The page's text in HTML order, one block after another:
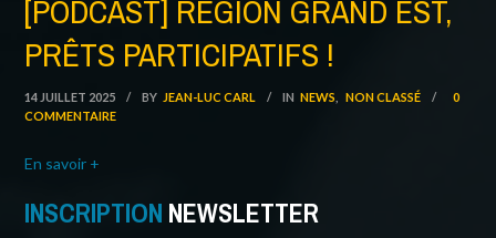
[PODCAST] RÉGION GRAND EST,
PRÊTS PARTICIPATIFS !
14 JUILLET 2025 / BY JEAN-LUC CARL / IN NEWS NON CLASSÉ /
0
COMMENTAIRE
En savoir +
INSCRIPTION NEWSLETTER